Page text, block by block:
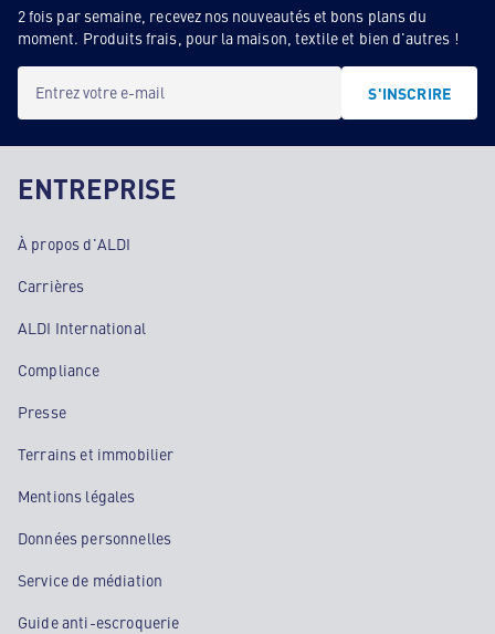
2 fois par semaine, recevez nos nouveautés et bons plans du
moment. Produits frais, pour la maison, textile et bien d'autres !
Entrez votre e-mail S'INSCRIRE
ENTREPRISE
À propos d'ALDI
Carrières
ALDI International
Compliance
Presse
Terrains et immobilier
Mentions légales
Données personnelles
Service de médiation
Guide anti-escroquerie